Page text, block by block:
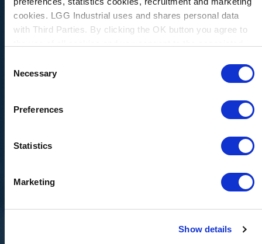
cookies. LGG Industrial uses and shares personal data
with Third Parties. By clicking the OK button you agree to
Selection
Necessary
Preferences
Statistics
Marketing
Show details
Los